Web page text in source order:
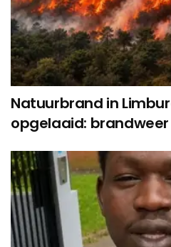
Natuurbrand in
opgelaaid: